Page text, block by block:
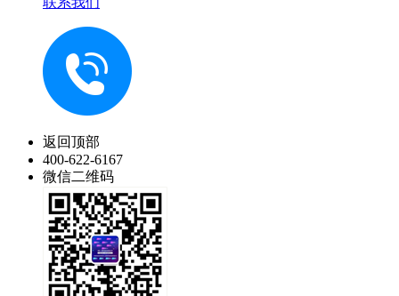
返回顶部
400-622-6167
微信二维码